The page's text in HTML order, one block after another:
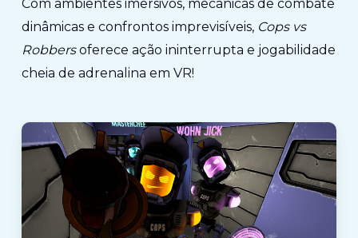
Com ambientes imersivos, mecânicas de combate
dinâmicas e confrontos imprevisíveis, Cops vs
Robbersoferece ação ininterrupta e jogabilidade
cheia de adrenalina em VR!